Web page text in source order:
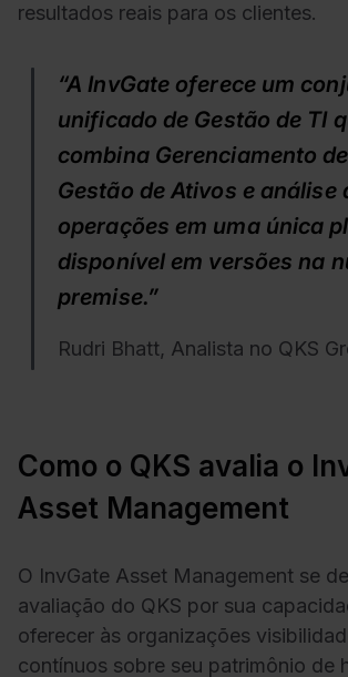
resultados reais para os clientes.
“A InvGate oferece um
unificado de Gestão de TI
combina Gerenciamento
Gestão de Ativos e análise
operações em uma única
disponível em versões na
premise.”
Rudri Bhatt, Analista no QKS
Como o QKS avalia o
Asset Management
O InvGate Asset Management se
avaliação do QKS por sua
oferecer às organizações
contínuos sobre seu patrimônio de